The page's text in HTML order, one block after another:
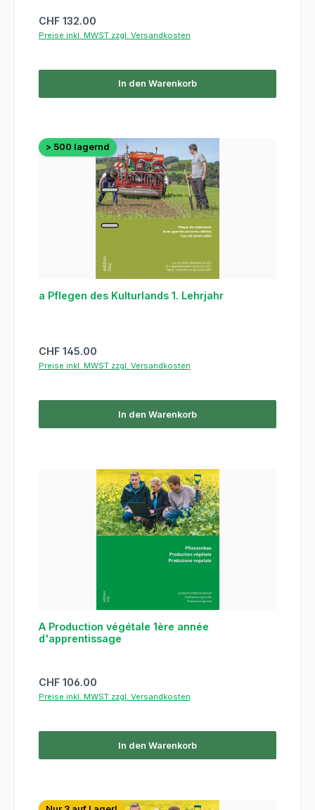
Regulärer Preis:
CHF 132.00
Preise inkl. MWST zzgl. Versandkosten
In den Warenkorb
> 500 lagernd
a Pflegen des Kulturlands 1. Lehrjahr
Regulärer Preis:
CHF 145.00
Preise inkl. MWST zzgl. Versandkosten
In den Warenkorb
A Production végétale 1ère année
d'apprentissage
Regulärer Preis:
CHF 106.00
Preise inkl. MWST zzgl. Versandkosten
In den Warenkorb